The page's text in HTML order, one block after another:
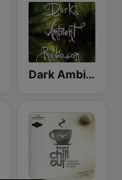
Dark Ambient Radio (.com)